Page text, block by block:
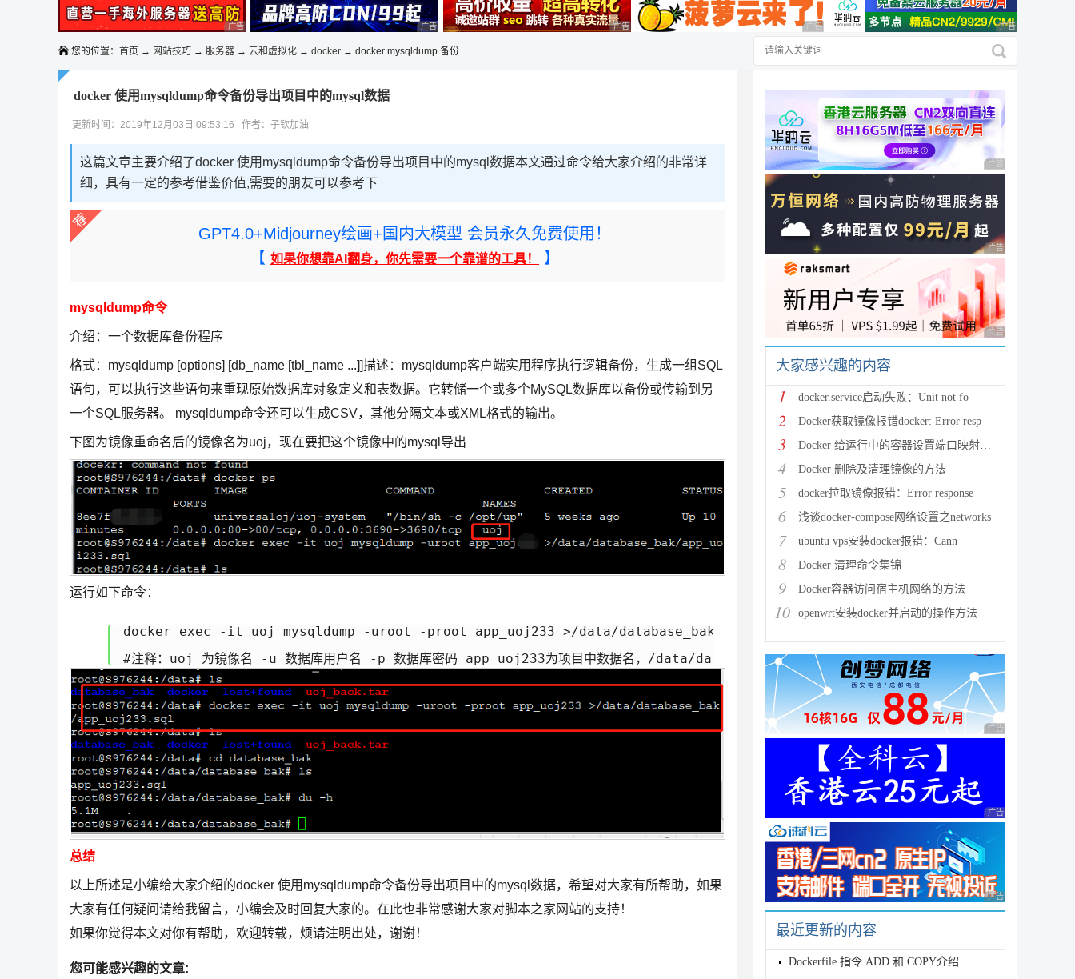
广告 商业广告，理性选择 广告 商业广告，理性选择 广告 商业广告，理性选择 广告 商业广告，理性选择 广告 商业广告，理
您的位置： 首页 → 网站技巧 → 服务器 → 云和虚拟化 → docker → docker mysqldump 备份
docker 使用mysqldump命令备份导出项目中的mysql数据
更新时间：2019年12月03日 09:53:16 作者：子钦加油
这篇文章主要介绍了docker 使用mysqldump命令备份导出项目中的mysql数据本文通过命令给大家介绍的非常详
细，具有一定的参考借鉴价值,需要的朋友可以参考下
GPT4.0+Midjourney绘画+国内大模型 会员永久免费使用！
【 如果你想靠AI翻身，你先需要一个靠谱的工具！ 】
mysqldump命令
介绍：一个数据库备份程序
格式：mysqldump [options] [db_name [tbl_name ...]]描述：mysqldump客户端实用程序执行逻辑备份，生成一组SQL
语句，可以执行这些语句来重现原始数据库对象定义和表数据。它转储一个或多个MySQL数据库以备份或传输到另
一个SQL服务器。 mysqldump命令还可以生成CSV，其他分隔文本或XML格式的输出。
下图为镜像重命名后的镜像名为uoj，现在要把这个镜像中的mysql导出
运行如下命令：
docker exec -it uoj mysqldump -uroot -proot app_uoj233 >/data/database_bak/app_uoj233.sql
#注释：uoj 为镜像名 -u 数据库用户名 -p 数据库密码 app_uoj233为项目中数据名，/data/database_bak/为导出目录，app_uoj233.sql为导出的sql文
总结
以上所述是小编给大家介绍的docker 使用mysqldump命令备份导出项目中的mysql数据，希望对大家有所帮助，如果
大家有任何疑问请给我留言，小编会及时回复大家的。在此也非常感谢大家对脚本之家网站的支持！
如果你觉得本文对你有帮助，欢迎转载，烦请注明出处，谢谢！
您可能感兴趣的文章:
广告 商业广告，理性
广告 商业广告，理性
广告 商业广告，理性
大家感兴趣的内容
1 docker.service启动失败：Unit not fo
2 Docker获取镜像报错docker: Error resp
3 Docker 给运行中的容器设置端口映射的方法
4 Docker 删除及清理镜像的方法
5 docker拉取镜像报错：Error response
6 浅谈docker-compose网络设置之networks
7 ubuntu vps安装docker报错：Cann
8 Docker 清理命令集锦
9 Docker容器访问宿主机网络的方法
10 openwrt安装docker并启动的操作方法
广告 商业广告，理性
广告 商业广告，理性
广告 商业广告，理性
最近更新的内容
Dockerfile 指令 ADD 和 COPY介绍